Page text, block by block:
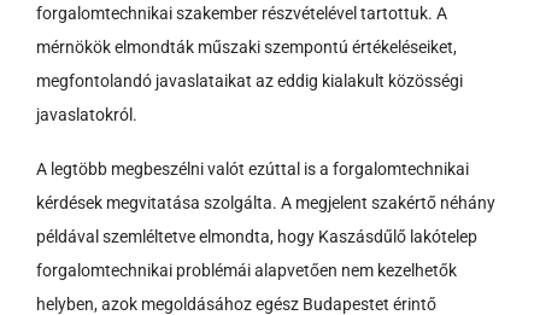
forgalomtechnikai szakember részvételével tartottuk. A
mérnökök elmondták műszaki szempontú értékeléseiket,
megfontolandó javaslataikat az eddig kialakult közösségi
javaslatokról.
A legtöbb megbeszélni valót ezúttal is a forgalomtechnikai
kérdések megvitatása szolgálta. A megjelent szakértő néhány
példával szemléltetve elmondta, hogy Kaszásdűlő lakótelep
forgalomtechnikai problémái alapvetően nem kezelhetők
helyben, azok megoldásához egész Budapestet érintő